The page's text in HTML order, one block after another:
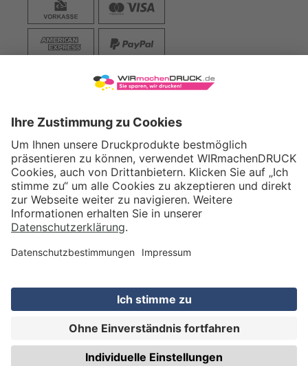
VERSAND
WIRmachenDRUCK GmbH
Illerstraße 15
71522 Backnang
Tel.: +49 (0) 711 995 982 - 20